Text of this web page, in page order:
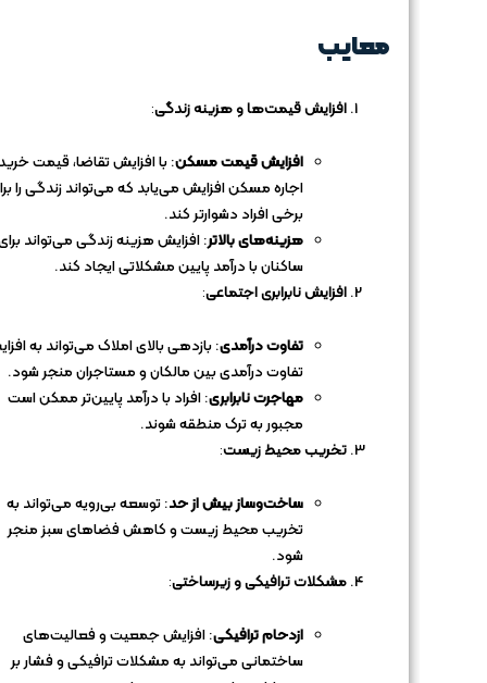
معایب
افزایش قیمت‌ها و هزینه زندگی:
افزایش قیمت مسکن: با افزایش تقاضا، قیمت
اجاره مسکن افزایش می‌یابد که می‌تواند زندگی را
برخی افراد دشوارتر کند.
هزینه‌های بالاتر: افزایش هزینه زندگی می‌تواند
ساکنان با درآمد پایین مشکلاتی ایجاد کند.
افزایش نابرابری اجتماعی:
تفاوت درآمدی: بازدهی بالای املاک می‌تواند به
تفاوت درآمدی بین مالکان و مستاجران منجر شود.
مهاجرت نابرابری: افراد با درآمد پایین‌تر ممکن است
مجبور به ترک منطقه شوند.
تخریب محیط زیست:
ساخت‌وساز بیش از حد: توسعه بی‌رویه می‌تواند به
تخریب محیط زیست و کاهش فضاهای سبز منجر
شود.
مشکلات ترافیکی و زیرساختی:
ازدحام ترافیکی: افزایش جمعیت و فعالیت‌های
ساختمانی می‌تواند به مشکلات ترافیکی و فشار بر